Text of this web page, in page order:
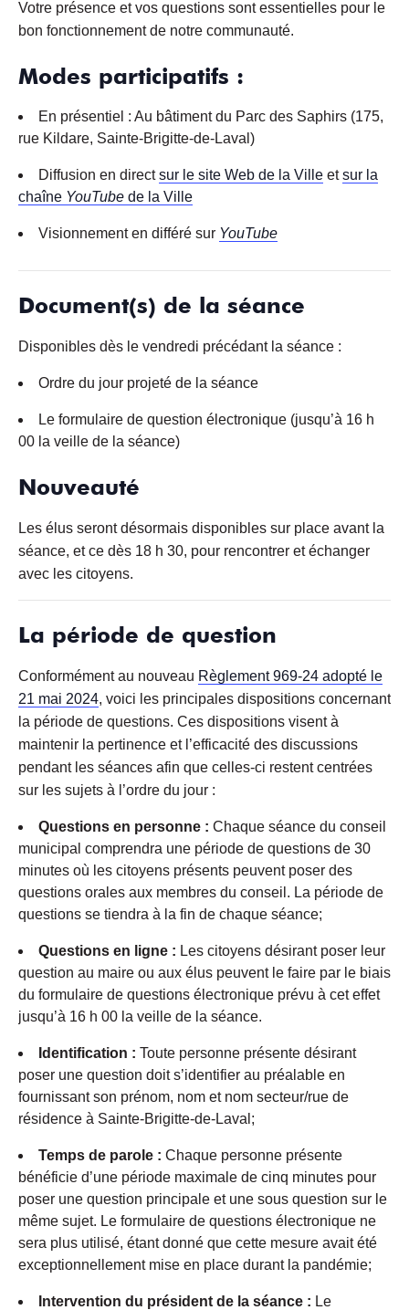
Votre présence et vos questions sont essentielles pour le
bon fonctionnement de notre communauté.
Modes participatifs :
En présentiel : Au bâtiment du Parc des Saphirs (175,
rue Kildare, Sainte-Brigitte-de-Laval)
Diffusion en directsur le site Web de la Ville etsur la
chaîne YouTube de la Ville
Visionnement en différé sur YouTube
Document(s) de la séance
Disponibles dès le vendredi précédant la séance :
Ordre du jour projeté de la séance
Le formulaire de question électronique (jusqu’à 16 h
00 la veille de la séance)
Nouveauté
Les élus seront désormais disponibles sur place avant la
séance, et ce dès 18 h 30, pour rencontrer et échanger
avec les citoyens.
La période de question
Conformément au nouveau Règlement 969-24 adopté le
21 mai 2024, voici les principales dispositions concernant
la période de questions. Ces dispositions visent à
maintenir la pertinence et l’efficacité des discussions
pendant les séances afin que celles-ci restent centrées
sur les sujets à l’ordre du jour :
Questions en personne : Chaque séance du conseil
municipal comprendra une période de questions de 30
minutes où les citoyens présents peuvent poser des
questions orales aux membres du conseil. La période de
questions se tiendra à la fin de chaque séance;
Questions en ligne : Les citoyens désirant poser leur
question au maire ou aux élus peuvent le faire par le biais
du formulaire de questions électronique prévu à cet effet
jusqu’à 16 h 00 la veille de la séance.
Identification : Toute personne présente désirant
poser une question doit s’identifier au préalable en
fournissant son prénom, nom et nom secteur/rue de
résidence à Sainte-Brigitte-de-Laval;
Temps de parole : Chaque personne présente
bénéficie d’une période maximale de cinq minutes pour
poser une question principale et une sous question sur le
même sujet. Le formulaire de questions électronique ne
sera plus utilisé, étant donné que cette mesure avait été
exceptionnellement mise en place durant la pandémie;
Intervention du président de la séance : Le